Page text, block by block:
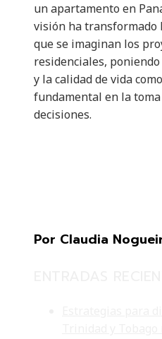
un apartamento en
visión ha transformado
que se imaginan los
residenciales,
y la calidad de vida
fundamental en la
decisiones.
Por Claudia